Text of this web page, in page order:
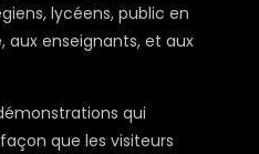
lycéens, public en
aux enseignants, et aux
qui
que les visiteurs